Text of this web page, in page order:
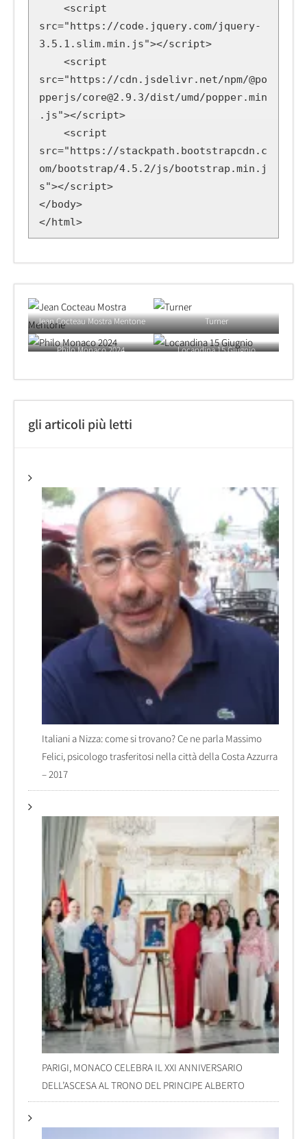
src="https://code.jquery.com/jquery-
3.5.1.slim.min.js"></script>
src="https://cdn.jsdelivr.net/npm/@po
pperjs/core@2.9.3/dist/umd/popper.min
.js"></script>
src="https://stackpath.bootstrapcdn.c
om/bootstrap/4.5.2/js/bootstrap.min.j
s"></script>
</body>
</html>
Jean Cocteau Mostra Mentone Turner
Philo Monaco 2024 Locandina 15 Giugnio
gli articoli più letti
Italiani a Nizza: come si trovano? Ce ne parla Massimo
Felici, psicologo trasferitosi nella città della Costa Azzurra
– 2017
PARIGI, MONACO CELEBRA IL XXI ANNIVERSARIO
DELL’ASCESA AL TRONO DEL PRINCIPE ALBERTO